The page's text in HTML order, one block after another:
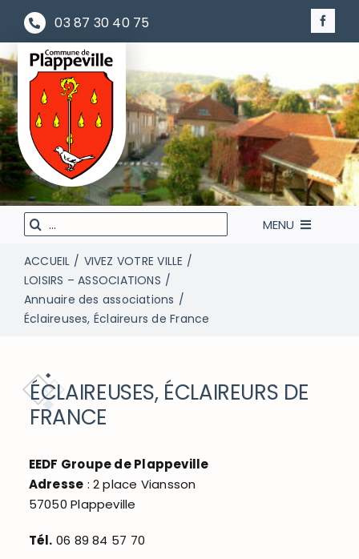
Passer
contenu
03 87 30 40 75
Rechercher
:
MENU
LA MAIRIE À VOTRE SERVICE
VIVEZ VOTRE VILLE
ACCÈS RAPIDE
ACCUEIL
VIVEZ VOTRE VILLE
LOISIRS – ASSOCIATIONS
Annuaire des associations
Éclaireuses, Éclaireurs de France
ÉCLAIREUSES, ÉCLAIREURS DE
FRANCE
EEDF ​Groupe de Plappeville
Adresse : 2 place Viansson
57050 Plappeville
Tél. 06 89 84 57 70